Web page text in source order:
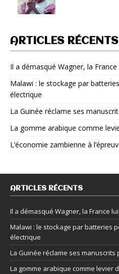
ARTICLES RÉCENTS
Il a démasqué Wagner, la
Malawi : le stockage par
électrique
La Guinée réclame ses
La gomme arabique comme
L’économie zambienne à
ARTICLES RÉCENTS
Il a démasqué Wagner, la France
Malawi : le stockage par batteries
électrique
La Guinée réclame ses manuscrits
La gomme arabique comme levier